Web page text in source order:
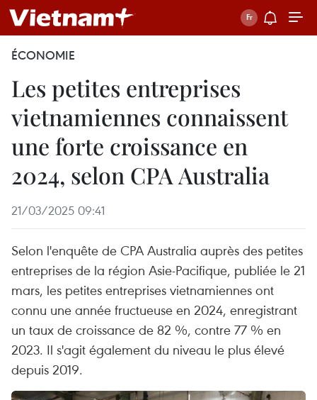
ÉCONOMIE
Les petites entreprises
vietnamiennes connaissent
une forte croissance en
2024, selon CPA Australia
21/03/2025 09:41
Selon l'enquête de CPA Australia auprès des petites
entreprises de la région Asie-Pacifique, publiée le 21
mars, les petites entreprises vietnamiennes ont
connu une année fructueuse en 2024, enregistrant
un taux de croissance de 82 %, contre 77 % en
2023. Il s'agit également du niveau le plus élevé
depuis 2019.